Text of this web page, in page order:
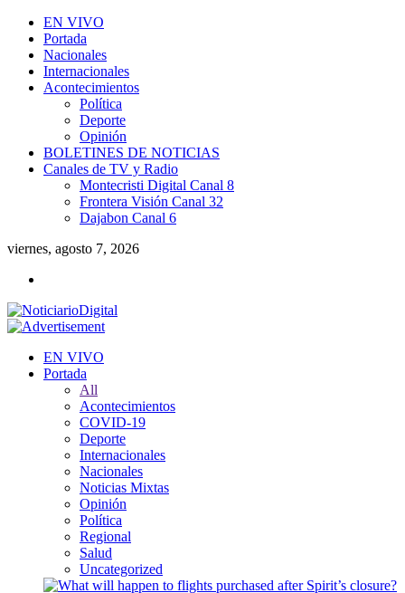
EN VIVO
Portada
Nacionales
Internacionales
Acontecimientos
Política
Deporte
Opinión
BOLETINES DE NOTICIAS
Canales de TV y Radio
Montecristi Digital Canal 8
Frontera Visión Canal 32
Dajabon Canal 6
viernes, agosto 7, 2026
EN VIVO
Portada
All
Acontecimientos
COVID-19
Deporte
Internacionales
Nacionales
Noticias Mixtas
Opinión
Política
Regional
Salud
Uncategorized